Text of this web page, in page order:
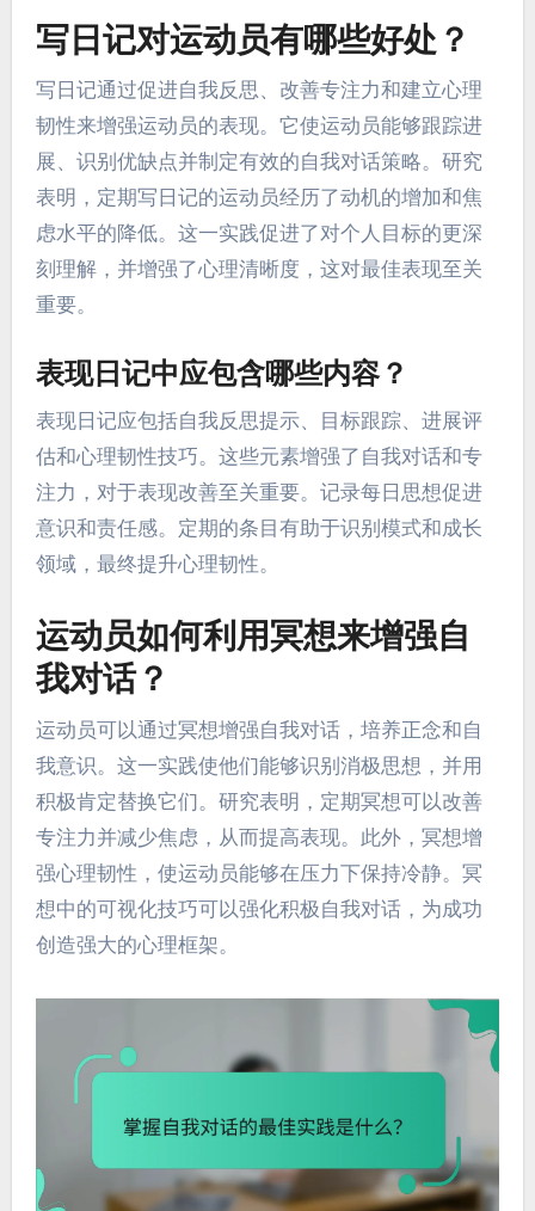
写日记对运动员有哪些好处？
写日记通过促进自我反思、改善专注力和建立心理
韧性来增强运动员的表现。它使运动员能够跟踪进
展、识别优缺点并制定有效的自我对话策略。研究
表明，定期写日记的运动员经历了动机的增加和焦
虑水平的降低。这一实践促进了对个人目标的更深
刻理解，并增强了心理清晰度，这对最佳表现至关
重要。
表现日记中应包含哪些内容？
表现日记应包括自我反思提示、目标跟踪、进展评
估和心理韧性技巧。这些元素增强了自我对话和专
注力，对于表现改善至关重要。记录每日思想促进
意识和责任感。定期的条目有助于识别模式和成长
领域，最终提升心理韧性。
运动员如何利用冥想来增强自
我对话？
运动员可以通过冥想增强自我对话，培养正念和自
我意识。这一实践使他们能够识别消极思想，并用
积极肯定替换它们。研究表明，定期冥想可以改善
专注力并减少焦虑，从而提高表现。此外，冥想增
强心理韧性，使运动员能够在压力下保持冷静。冥
想中的可视化技巧可以强化积极自我对话，为成功
创造强大的心理框架。